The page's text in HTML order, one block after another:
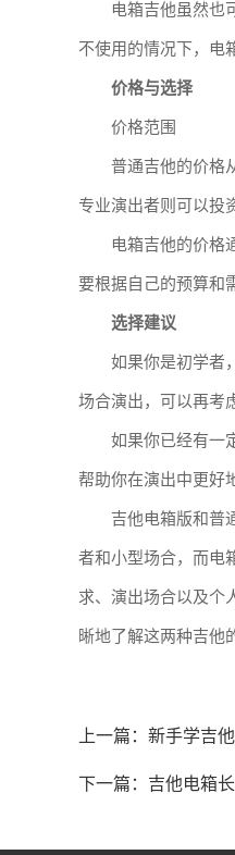
电箱吉他虽然也
不使用的情况下，电
价格与选择
价格范围
普通吉他的价格
专业演出者则可以投
电箱吉他的价格
要根据自己的预算和
选择建议
如果你是初学者
场合演出，可以再考
如果你已经有一
帮助你在演出中更好
吉他电箱版和普
者和小型场合，而电
求、演出场合以及个
晰地了解这两种吉他
上一篇： 新手学吉
下一篇： 吉他电箱